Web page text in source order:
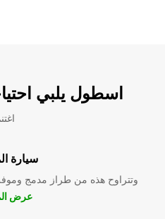
اسطول يلبي
سيارة
وتتراوح هذه من طراز مدمج
عرض